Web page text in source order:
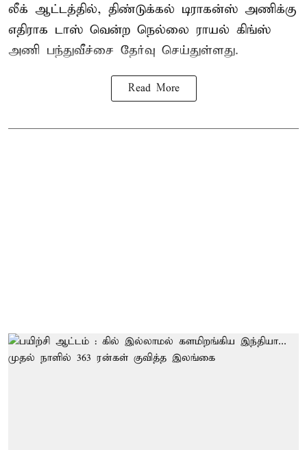
லீக் ஆட்டத்தில், திண்டுக்கல் டிராகன்ஸ் அணிக்கு
எதிராக டாஸ் வென்ற நெல்லை ராயல் கிங்ஸ்
அணி பந்துவீச்சை தேர்வு செய்துள்ளது.
Read More